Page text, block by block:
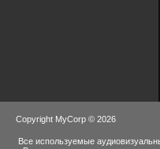
Copyright MyCorp © 2026
Все используемые